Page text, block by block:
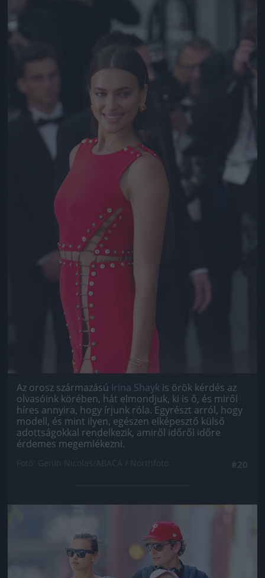
Az orosz származású Irina Shayk is örök kérdés az
olvasóink körében, hát elmondjuk, ki is ő, és miről
híres annyira, hogy írjunk róla. Egyrészt arról, hogy
modell, és mint ilyen, egészen elképesztő külső
adottságokkal rendelkezik, amiről időről időre
érdemes megemlékezni.
Jön még kép!